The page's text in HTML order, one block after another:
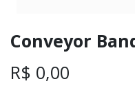
Conveyor
R$ 0,00